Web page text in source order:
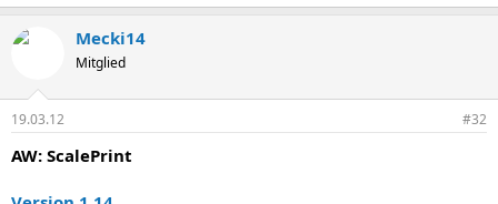
Mecki14
Mitglied
19.03.12 #32
AW: ScalePrint